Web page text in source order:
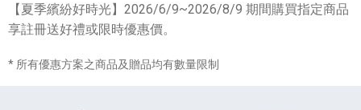
【夏季繽紛好時光】2026/6/9~2026/8/9 期間購買指定商品
享註冊送好禮或限時優惠價。
* 所有優惠方案之商品及贈品均有數量限制